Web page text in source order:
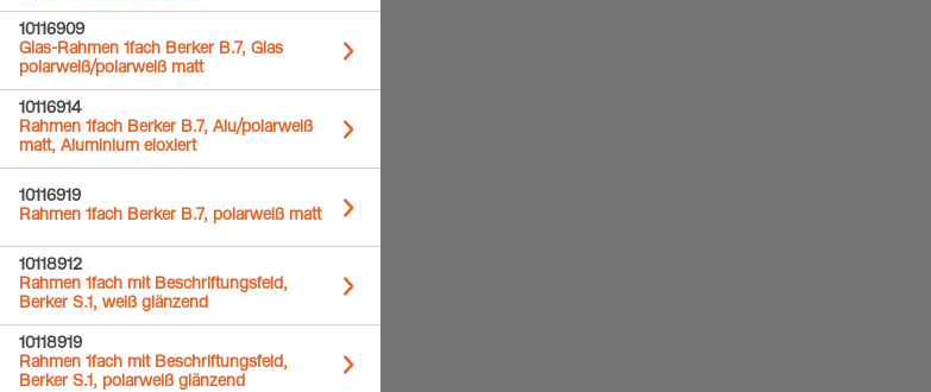
10116909
Glas-Rahmen 1fach Berker B.7, Glas
polarweiß/polarweiß matt
10116914
Rahmen 1fach Berker B.7, Alu/polarweiß
matt, Aluminium eloxiert
10116919
Rahmen 1fach Berker B.7, polarweiß matt
10118912
Rahmen 1fach mit Beschriftungsfeld,
Berker S.1, weiß glänzend
10118919
Rahmen 1fach mit Beschriftungsfeld,
Berker S.1, polarweiß glänzend